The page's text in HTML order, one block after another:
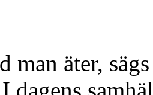
man äter,
dagens